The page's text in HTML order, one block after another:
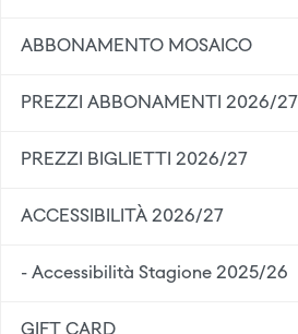
ABBONAMENTO MOSAICO
PREZZI ABBONAMENTI 2026/27
PREZZI BIGLIETTI 2026/27
ACCESSIBILITÀ 2026/27
- Accessibilità Stagione 2025/26
GIFT CARD